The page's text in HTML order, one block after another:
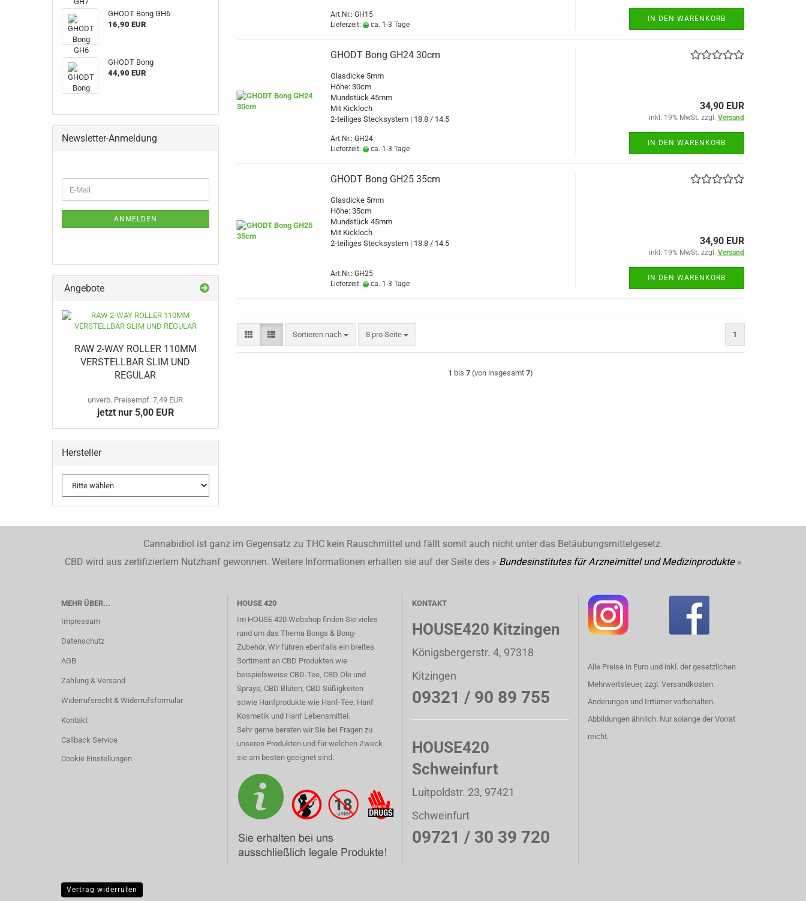
Art.Nr.: GH15
Lieferzeit:
ca. 1-3 Tage
IN DEN WARENKORB
GHODT Bong GH24 30cm
Glasdicke 5mm
Höhe: 30cm
Mundstück 45mm
Mit Kickloch
2-teiliges Stecksystem | 18.8 / 14.5
Art.Nr.: GH24
Lieferzeit:
ca. 1-3 Tage
34,90 EUR
inkl. 19% MwSt. zzgl. Versand
IN DEN WARENKORB
GHODT Bong GH25 35cm
Glasdicke 5mm
Höhe: 35cm
Mundstück 45mm
Mit Kickloch
2-teiliges Stecksystem | 18.8 / 14.5
Art.Nr.: GH25
Lieferzeit:
ca. 1-3 Tage
34,90 EUR
inkl. 19% MwSt. zzgl. Versand
IN DEN WARENKORB
Sortieren nach
Sortieren nach 8 pro Seite
pro Seite 1
1 bis7 (von insgesamt7)
GHODT Bong GH6
16,90 EUR
GHODT Bong
44,90 EUR
Newsletter-Anmeldung
ZUR
E-
Mail
ANMELDEN
Angebote
RAW 2-WAY ROLLER 110MM
VERSTELLBAR SLIM UND
REGULAR
unverb. Preisempf. 7,49 EUR
jetzt nur 5,00 EUR
Hersteller
Cannabidiol ist ganz im Gegensatz zu THC kein Rauschmittel und fällt somit auch nicht unter das Betäubungsmittelgesetz.
CBD wird aus zertifiziertem Nutzhanf gewonnen. Weitere Informationen erhalten sie auf der Seite des » Bundesinstitutes für Arzneimittel und Medizinprodukte«
MEHR ÜBER...
Impressum
Datenschutz
AGB
Zahlung & Versand
Widerrufsrecht & Widerrufsformular
Kontakt
Callback Service
Cookie Einstellungen
HOUSE 420
Im HOUSE 420 Webshop finden Sie vieles
rund um das Thema Bongs & Bong-
Zubehör. Wir führen ebenfalls ein breites
Sortiment an CBD Produkten wie
beispielsweise CBD-Tee, CBD Öle und
Sprays, CBD Blüten, CBD Süßigkeiten
sowie Hanfprodukte wie Hanf-Tee, Hanf
Kosmetik und Hanf Lebensmittel.
Sehr gerne beraten wir Sie bei Fragen zu
unseren Produkten und für welchen Zweck
sie am besten geeignet sind.
KONTAKT
HOUSE420 Kitzingen
Königsbergerstr. 4, 97318
Kitzingen
09321 / 90 89 755
HOUSE420
Schweinfurt
Luitpoldstr. 23, 97421
Schweinfurt
09721 / 30 39 720
Alle Preise in Euro und inkl. der gesetzlichen
Mehrwertsteuer, zzgl. Versandkosten.
Änderungen und Irrtümer vorbehalten.
Abbildungen ähnlich. Nur solange der Vorrat
reicht.
Vertrag widerrufen